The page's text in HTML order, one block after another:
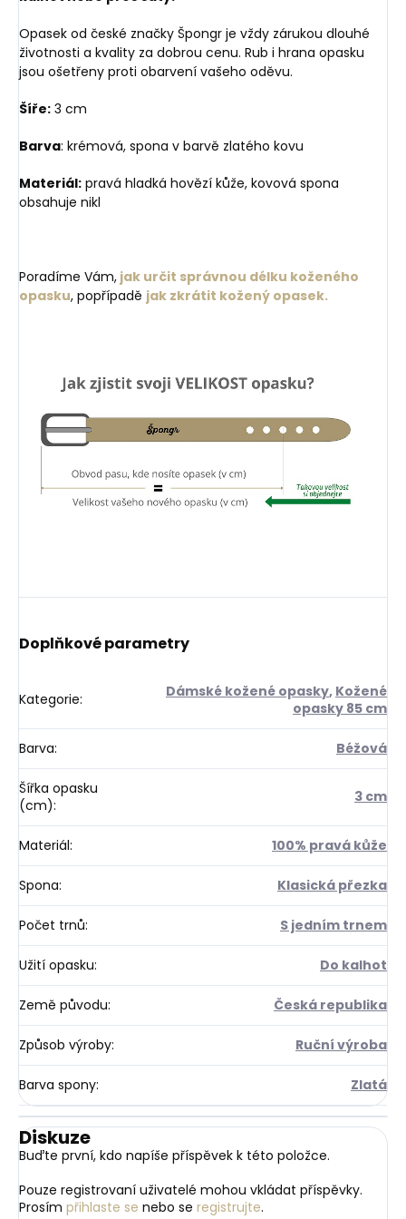
Opasek od české značky Špongr je vždy zárukou dlouhé
životnosti a kvality za dobrou cenu. Rub i hrana opasku
jsou ošetřeny proti obarvení vašeho oděvu.
Šíře: 3 cm
Barva: krémová, spona v barvě zlatého kovu
Materiál: pravá hladká hovězí kůže, kovová spona
obsahuje nikl
Poradíme Vám, jak určit správnou délku koženého
opasku, popřípadě jak zkrátit kožený opasek.
Doplňkové parametry
Kategorie: Dámské kožené opasky, Kožené
opasky 85 cm
Barva: Béžová
Šířka opasku
(cm): 3 cm
Materiál: 100% pravá kůže
Spona: Klasická přezka
Počet trnů: S jedním trnem
Užití opasku: Do kalhot
Země původu: Česká republika
Způsob výroby: Ruční výroba
Barva spony: Zlatá
Diskuze
Buďte první, kdo napíše příspěvek k této položce.
Pouze registrovaní uživatelé mohou vkládat příspěvky.
Prosím přihlaste se nebo se registrujte.